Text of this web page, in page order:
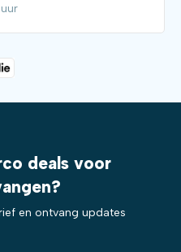
deals voor
en ontvang updates